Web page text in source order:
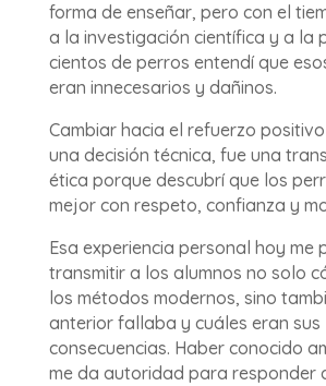
forma de enseñar, pero con el
a la investigación científica y a la
cientos de perros entendí que
eran innecesarios y dañinos.
Cambiar hacia el refuerzo
una decisión técnica, fue una
ética porque descubrí que los
mejor con respeto, confianza y
Esa experiencia personal hoy me
transmitir a los alumnos no solo
los métodos modernos, sino
anterior fallaba y cuáles eran sus
consecuencias. Haber conocido
me da autoridad para responder